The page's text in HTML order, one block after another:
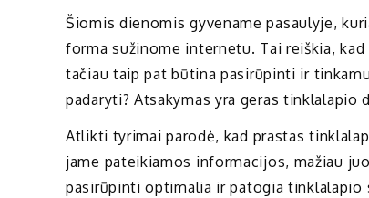
Šiomis dienomis gyvename pasaulyje,
forma sužinome internetu. Tai reiškia,
tačiau taip pat būtina pasirūpinti ir
padaryti? Atsakymas yra geras tinklalapio
Atlikti tyrimai parodė, kad prastas
jame pateikiamos informacijos, mažiau
pasirūpinti optimalia ir patogia tinklalapio